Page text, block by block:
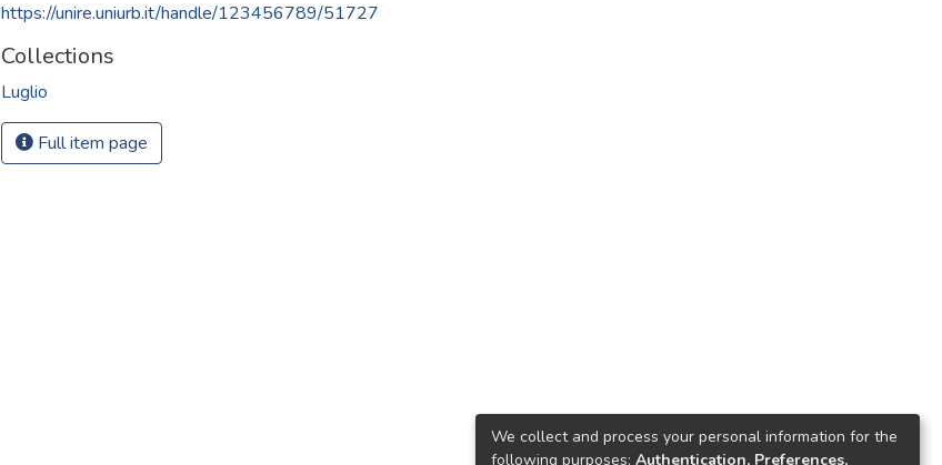
https://unire.uniurb.it/handle/123456789/51727
Collections
Luglio
Full item page
We collect and process your personal information for the
following purposes: Authentication, Preferences,